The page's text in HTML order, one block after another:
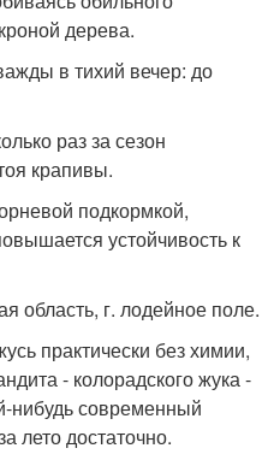
дерева.
в тихий вечер: до
раз за сезон
крапивы.
подкормкой,
устойчивость к
область, г. лодейное поле.
практически без химии,
- колорадского жука -
нибудь современный
лето достаточно.